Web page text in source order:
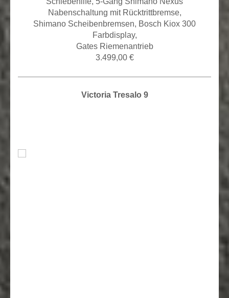
Nabenschaltung mit Rücktrittbremse,
Shimano Scheibenbremsen, Bosch Kiox 300
Farbdisplay,
Gates Riemenantrieb
3.499,00 €
Victoria Tresalo 9